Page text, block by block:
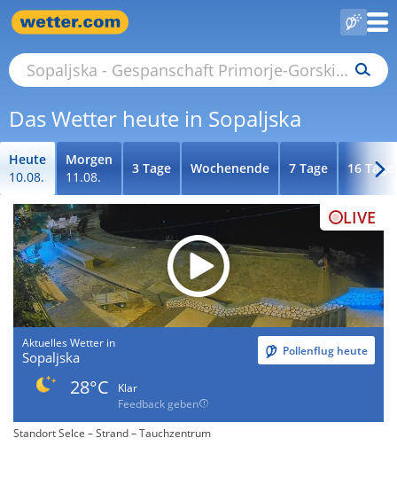
Das Wetter heute in Sopaljska
Heute
10.08.
Morgen
11.08.
3 Tage Wochenende 7 Tage 16 Tage
LIVE
Aktuelles Wetter in
Sopaljska Pollenflug heute
28°C
Klar
Feedback geben
Standort Selce – Strand – Tauchzentrum